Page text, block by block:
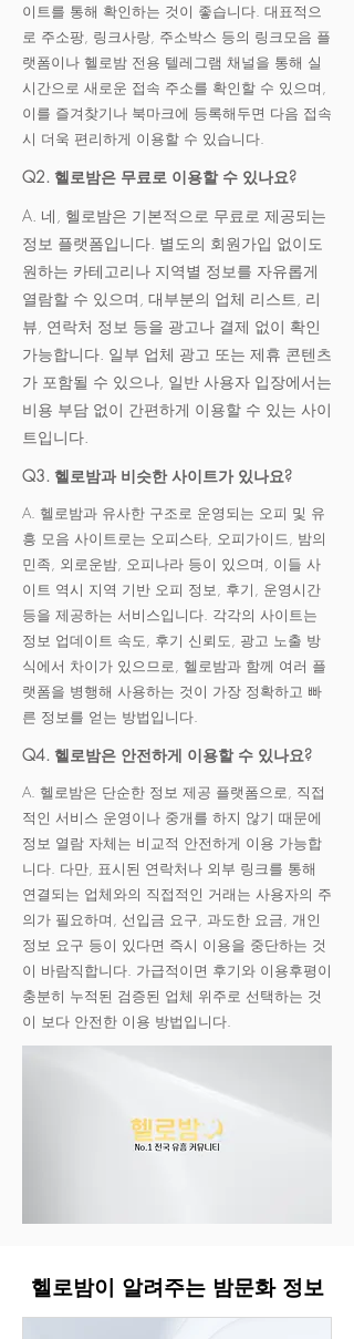
이트를 통해 확인하는 것이 좋습니다. 대표적으
로 주소팡, 링크사랑, 주소박스 등의 링크모음 플
랫폼이나 헬로밤 전용 텔레그램 채널을 통해 실
시간으로 새로운 접속 주소를 확인할 수 있으며,
이를 즐겨찾기나 북마크에 등록해두면 다음 접속
시 더욱 편리하게 이용할 수 있습니다.
Q2. 헬로밤은 무료로 이용할 수 있나요?
A. 네, 헬로밤은 기본적으로 무료로 제공되는
정보 플랫폼입니다. 별도의 회원가입 없이도
원하는 카테고리나 지역별 정보를 자유롭게
열람할 수 있으며, 대부분의 업체 리스트, 리
뷰, 연락처 정보 등을 광고나 결제 없이 확인
가능합니다. 일부 업체 광고 또는 제휴 콘텐츠
가 포함될 수 있으나, 일반 사용자 입장에서는
비용 부담 없이 간편하게 이용할 수 있는 사이
트입니다.
Q3. 헬로밤과 비슷한 사이트가 있나요?
A. 헬로밤과 유사한 구조로 운영되는 오피 및 유
흥 모음 사이트로는 오피스타, 오피가이드, 밤의
민족, 외로운밤, 오피나라 등이 있으며, 이들 사
이트 역시 지역 기반 오피 정보, 후기, 운영시간
등을 제공하는 서비스입니다. 각각의 사이트는
정보 업데이트 속도, 후기 신뢰도, 광고 노출 방
식에서 차이가 있으므로, 헬로밤과 함께 여러 플
랫폼을 병행해 사용하는 것이 가장 정확하고 빠
른 정보를 얻는 방법입니다.
Q4. 헬로밤은 안전하게 이용할 수 있나요?
A. 헬로밤은 단순한 정보 제공 플랫폼으로, 직접
적인 서비스 운영이나 중개를 하지 않기 때문에
정보 열람 자체는 비교적 안전하게 이용 가능합
니다. 다만, 표시된 연락처나 외부 링크를 통해
연결되는 업체와의 직접적인 거래는 사용자의 주
의가 필요하며, 선입금 요구, 과도한 요금, 개인
정보 요구 등이 있다면 즉시 이용을 중단하는 것
이 바람직합니다. 가급적이면 후기와 이용후평이
충분히 누적된 검증된 업체 위주로 선택하는 것
이 보다 안전한 이용 방법입니다.
헬로밤이 알려주는 밤문화 정보